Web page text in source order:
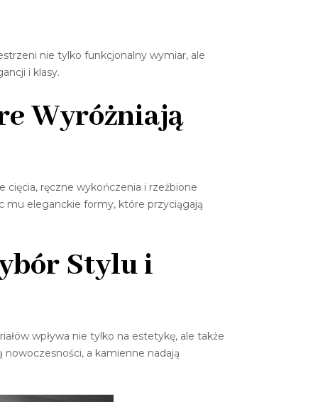
nie tylko funkcjonalny wymiar, ale
i klasy.
Wyróżniają
ręczne wykończenia i rzeźbione
mu eleganckie formy, które przyciągają
Stylu i
wpływa nie tylko na estetykę, ale także
a kamienne nadają